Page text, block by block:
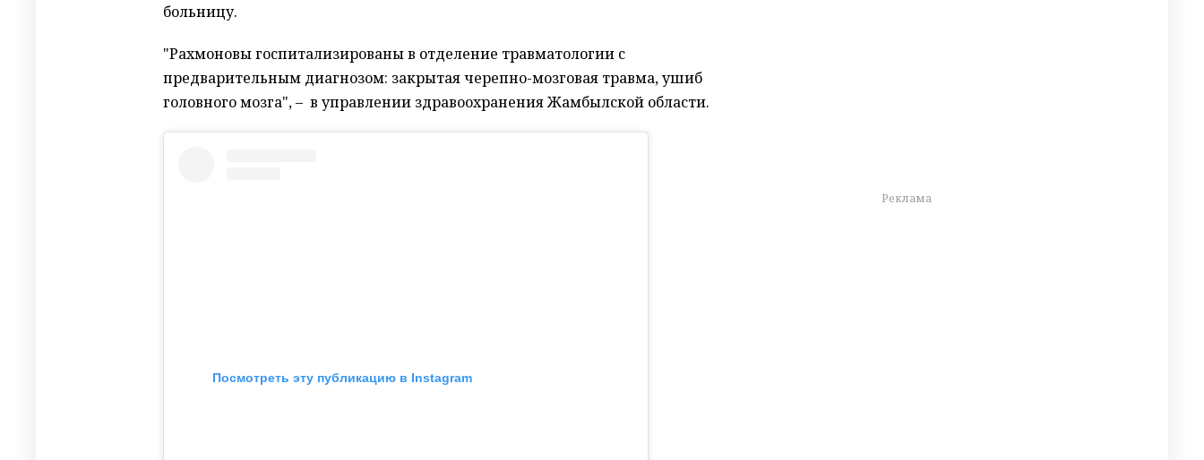
больницу.
"Рахмоновы госпитализированы в отделение травматологии с
предварительным диагнозом: закрытая черепно-мозговая травма, ушиб
головного мозга", – в управлении здравоохранения Жамбылской области.
Посмотреть эту публикацию в Instagram